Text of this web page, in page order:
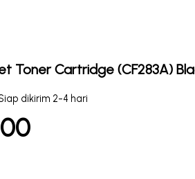
Toner Cartridge (CF283A)
dikirim 2-4 hari